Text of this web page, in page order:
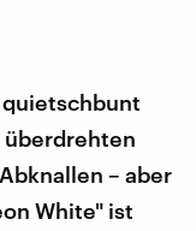
quietschbunt
überdrehten
– aber
White" ist